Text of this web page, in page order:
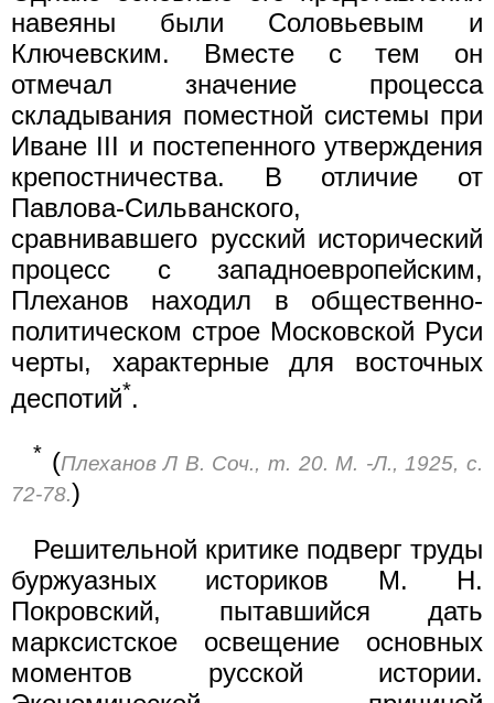
навеяны были Соловьевым и
Ключевским. Вместе с тем он
отмечал значение процесса
складывания поместной системы при
Иване III и постепенного утверждения
крепостничества. В отличие от
Павлова-Сильванского,
сравнивавшего русский исторический
процесс с западноевропейским,
Плеханов находил в общественно-
политическом строе Московской Руси
черты, характерные для восточных
деспотий*.
* (Плеханов Л В. Соч., т. 20. М. -Л., 1925, с.
72-78.)
Решительной критике подверг труды
буржуазных историков М. Н.
Покровский, пытавшийся дать
марксистское освещение основных
моментов русской истории.